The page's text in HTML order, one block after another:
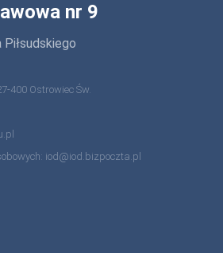
nr 9
400 Ostrowiec Św.
iod@iod.bizpoczta.pl